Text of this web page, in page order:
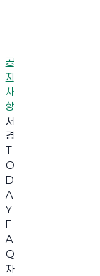
공
지
사
항
서
경
T
O
D
A
Y
F
A
Q
자